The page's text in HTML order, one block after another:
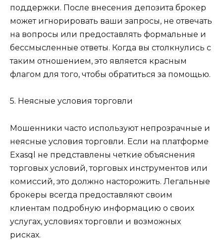
поддержки. После внесения депозита брокер
может игнорировать ваши запросы, не отвечать
на вопросы или предоставлять формальные и
бессмысленные ответы. Когда вы столкнулись с
таким отношением, это является красным
флагом для того, чтобы обратиться за помощью.
5. Неясные условия торговли
Мошенники часто используют непрозрачные и
неясные условия торговли. Если на платформе
Exasql не представлены четкие объяснения
торговых условий, торговых инструментов или
комиссий, это должно насторожить. Легальные
брокеры всегда предоставляют своим
клиентам подробную информацию о своих
услугах, условиях торговли и возможных
рисках.